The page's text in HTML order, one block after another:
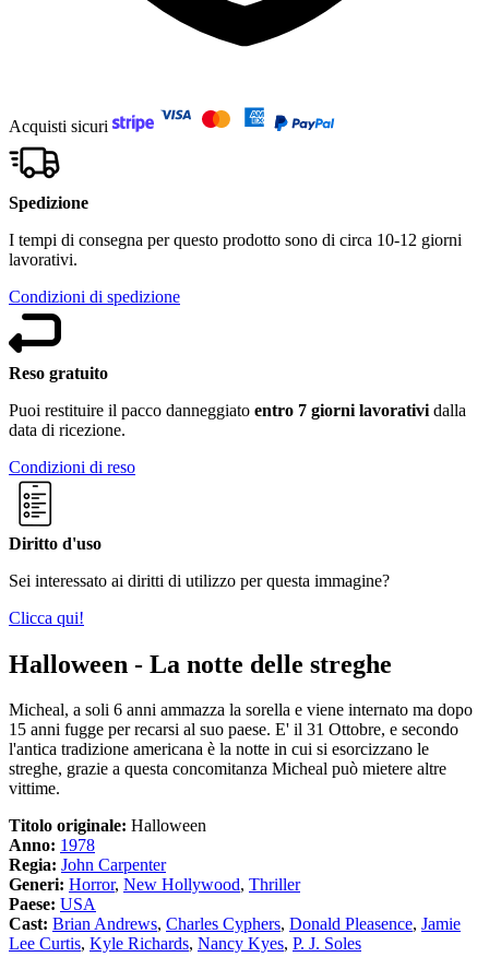
Acquisti sicuri
Spedizione
I tempi di consegna per questo prodotto sono di circa 10-12 giorni
lavorativi.
Condizioni di spedizione
Reso gratuito
Puoi restituire il pacco danneggiato entro 7 giorni lavorativi dalla
data di ricezione.
Condizioni di reso
Diritto d'uso
Sei interessato ai diritti di utilizzo per questa immagine?
Clicca qui!
Halloween - La notte delle streghe
Micheal, a soli 6 anni ammazza la sorella e viene internato ma dopo
15 anni fugge per recarsi al suo paese. E' il 31 Ottobre, e secondo
l'antica tradizione americana è la notte in cui si esorcizzano le
streghe, grazie a questa concomitanza Micheal può mietere altre
vittime.
Titolo originale: Halloween
Anno: 1978
Regia: John Carpenter
Generi: Horror, New Hollywood, Thriller
Paese: USA
Cast: Brian Andrews, Charles Cyphers, Donald Pleasence, Jamie
Lee Curtis, Kyle Richards, Nancy Kyes, P. J. Soles